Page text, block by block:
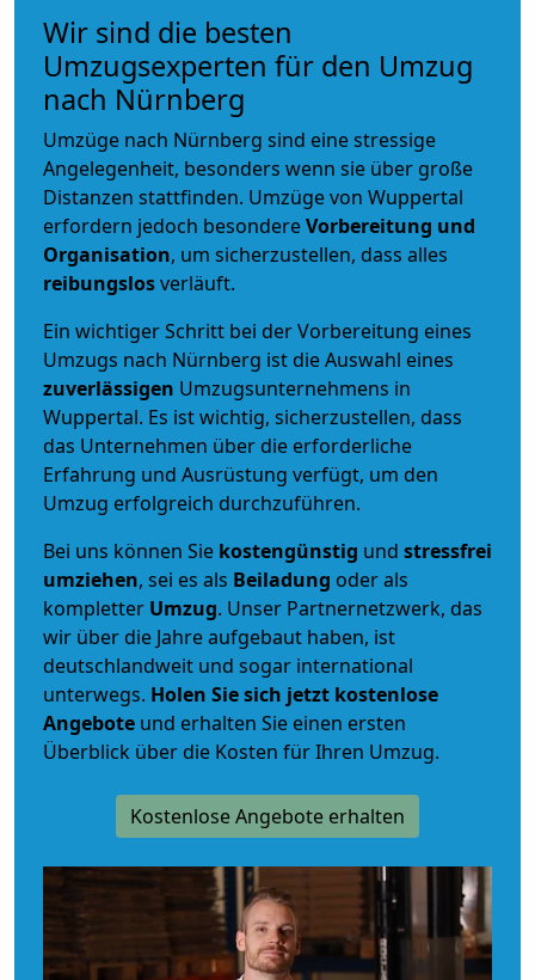
Wir sind die besten
Umzugsexperten für den Umzug
nach Nürnberg
Umzüge nach Nürnberg sind eine stressige
Angelegenheit, besonders wenn sie über große
Distanzen stattfinden. Umzüge von Wuppertal
erfordern jedoch besondereVorbereitung und
Organisation, um sicherzustellen, dass alles
reibungslosverläuft.
Ein wichtiger Schritt bei der Vorbereitung eines
Umzugs nach Nürnberg ist die Auswahl eines
zuverlässigen Umzugsunternehmens in
Wuppertal. Es ist wichtig, sicherzustellen, dass
das Unternehmen über die erforderliche
Erfahrung und Ausrüstung verfügt, um den
Umzug erfolgreich durchzuführen.
Bei uns können Sie kostengünstig und stressfrei
umziehen, sei es als Beiladung oder als
kompletter Umzug. Unser Partnernetzwerk, das
wir über die Jahre aufgebaut haben, ist
deutschlandweit und sogar international
unterwegs. Holen Sie sich jetzt kostenlose
Angebote und erhalten Sie einen ersten
Überblick über die Kosten für Ihren Umzug.
Kostenlose Angebote erhalten